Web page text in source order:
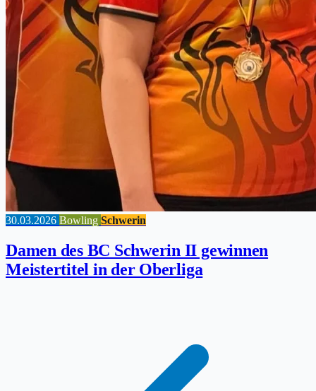
30.03.2026 Bowling Schwerin
Damen des BC Schwerin II gewinnen
Meistertitel in der Oberliga